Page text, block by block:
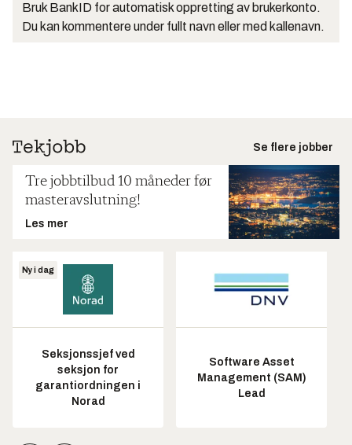
Bruk BankID for automatisk oppretting av brukerkonto.
Du kan kommentere under fullt navn eller med kallenavn.
Se flere jobber
Tre jobbtilbud 10 måneder før
masteravslutning!
Les mer
Ny i dag
Seksjonssjef ved
seksjon for
garantiordningen i
Norad
Software Asset
Management (SAM)
Lead